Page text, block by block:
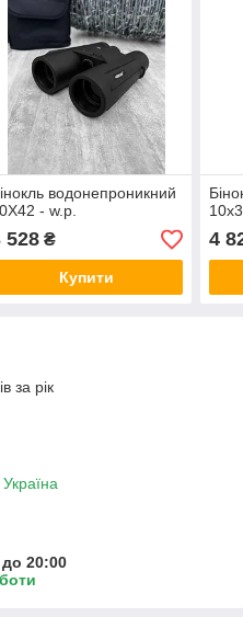
водонепроникний
- w.p.
528₴
Купити
4
за рік
20:00